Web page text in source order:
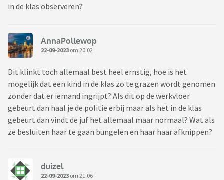
in de klas observeren?
AnnaPollewop
22-09-2023 om 20:02
Dit klinkt toch allemaal best heel ernstig, hoe is het
mogelijk dat een kind in de klas zo te grazen wordt genomen
zonder dat er iemand ingrijpt? Als dit op de werkvloer
gebeurt dan haal je de politie erbij maar als het in de klas
gebeurt dan vindt de juf het allemaal maar normaal? Wat als
ze besluiten haar te gaan bungelen en haar haar afknippen?
duizel
22-09-2023 om 21:06